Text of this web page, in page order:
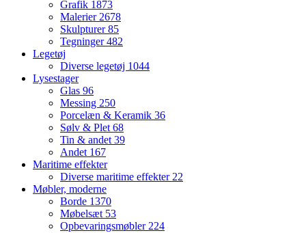
Grafik 1873
Malerier2678
Skulpturer85
Tegninger482
Legetøj
Diverse legetøj 1044
Lysestager
Glas 96
Messing 250
Porcelæn & Keramik 36
Sølv & Plet68
Tin & andet39
Andet 167
Maritime effekter
Diverse maritime effekter22
Møbler, moderne
Borde 1370
Møbelsæt 53
Opbevaringsmøbler224